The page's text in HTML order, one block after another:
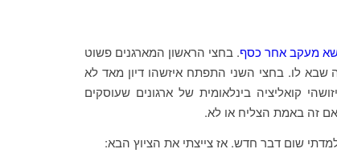
מעקב אחר כסף. בחצי הראשון המארגנים פשוט
שבא לו. בחצי השני התפתח איזשהו דיון מאד לא
קואליציה בינלאומית של ארגונים שעוסקים
זה באמת הצליח או לא.
שום דבר חדש. אז צייצתי את הציוץ הבא: